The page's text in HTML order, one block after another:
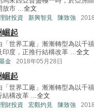
放市 ...全文
財投資 新興智見 陳致強
崛起
「世界工廠」漸漸轉型為以千
印度，正推行結構改革 ...全文
金 2018年05月28日
崛起
「世界工廠」漸漸轉型為以千
結構改革 ...全文
財投資 宏觀灼見 陳致強